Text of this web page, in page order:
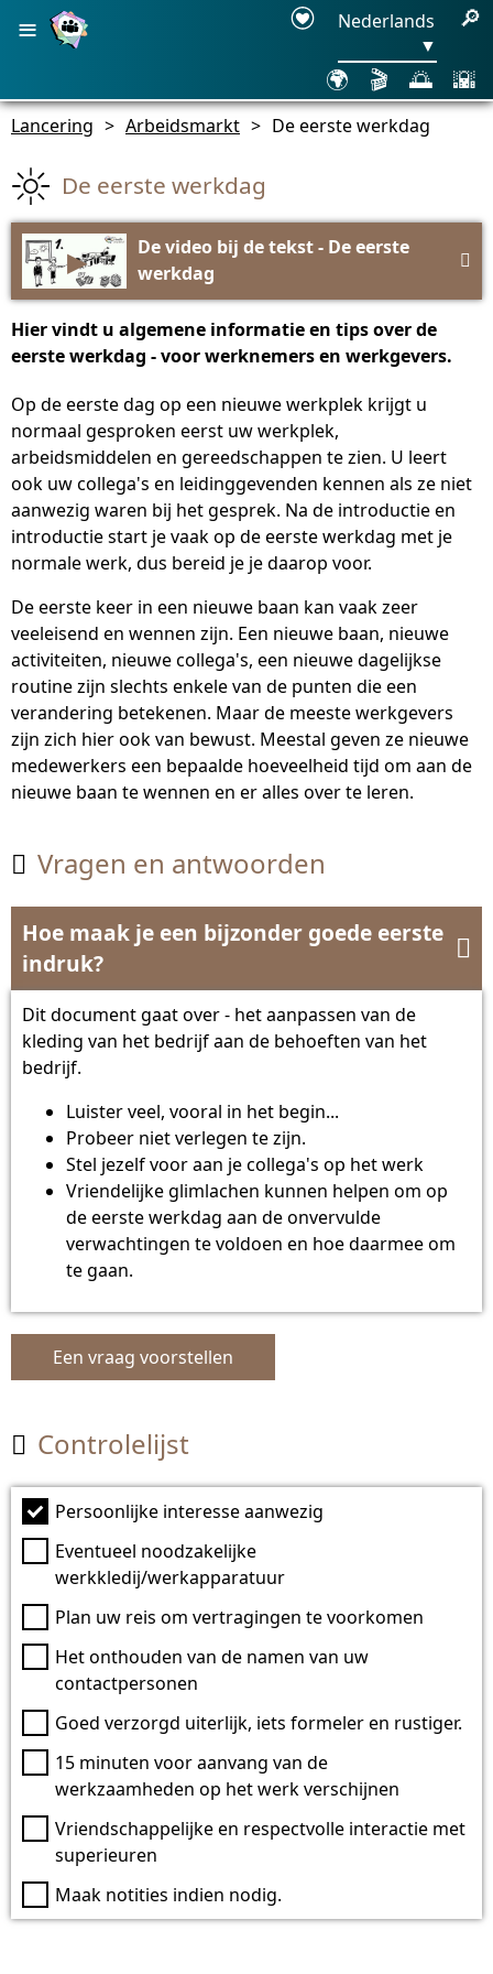
≡
Nederlands
▼
🔎
🌍 🎬 🌅 🌇
Lancering > Arbeidsmarkt > De eerste werkdag
De eerste werkdag
▶
De video bij de tekst - De eerste
werkdag

Hier vindt u algemene informatie en tips over de
eerste werkdag - voor werknemers en werkgevers.
Op de eerste dag op een nieuwe werkplek krijgt u
normaal gesproken eerst uw werkplek,
arbeidsmiddelen en gereedschappen te zien. U leert
ook uw collega's en leidinggevenden kennen als ze niet
aanwezig waren bij het gesprek. Na de introductie en
introductie start je vaak op de eerste werkdag met je
normale werk, dus bereid je je daarop voor.
De eerste keer in een nieuwe baan kan vaak zeer
veeleisend en wennen zijn. Een nieuwe baan, nieuwe
activiteiten, nieuwe collega's, een nieuwe dagelijkse
routine zijn slechts enkele van de punten die een
verandering betekenen. Maar de meeste werkgevers
zijn zich hier ook van bewust. Meestal geven ze nieuwe
medewerkers een bepaalde hoeveelheid tijd om aan de
nieuwe baan te wennen en er alles over te leren.
 Vragen en antwoorden
Hoe maak je een bijzonder goede eerste
indruk?

Dit document gaat over - het aanpassen van de
kleding van het bedrijf aan de behoeften van het
bedrijf.
Luister veel, vooral in het begin...
Probeer niet verlegen te zijn.
Stel jezelf voor aan je collega's op het werk
Vriendelijke glimlachen kunnen helpen om op
de eerste werkdag aan de onvervulde
verwachtingen te voldoen en hoe daarmee om
te gaan.
Een vraag voorstellen
 Controlelijst
Persoonlijke interesse aanwezig
Eventueel noodzakelijke
werkkledij/werkapparatuur
Plan uw reis om vertragingen te voorkomen
Het onthouden van de namen van uw
contactpersonen
Goed verzorgd uiterlijk, iets formeler en rustiger.
15 minuten voor aanvang van de
werkzaamheden op het werk verschijnen
Vriendschappelijke en respectvolle interactie met
superieuren
Maak notities indien nodig.